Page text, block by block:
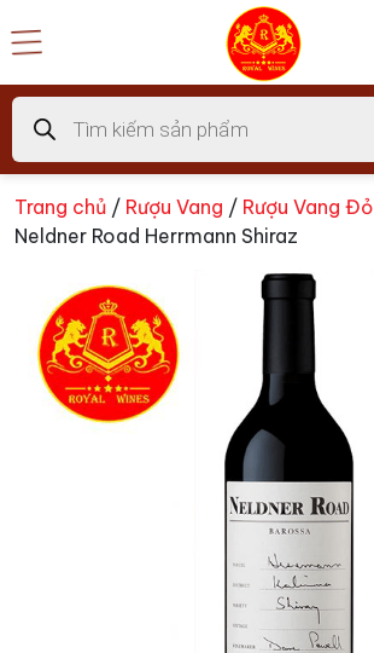
đến
dung
Tìm
kiếm
sản
phẩm
Trang chủ / Rượu Vang / Rượu Vang Đỏ
Neldner Road Herrmann Shiraz